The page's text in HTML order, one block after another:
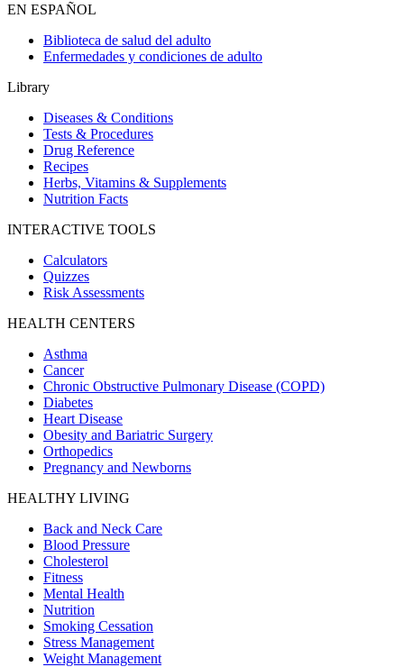
EN ESPAÑOL
Biblioteca de salud del adulto
Enfermedades y condiciones de adulto
Library
Diseases & Conditions
Tests & Procedures
Drug Reference
Recipes
Herbs, Vitamins & Supplements
Nutrition Facts
INTERACTIVE TOOLS
Calculators
Quizzes
Risk Assessments
HEALTH CENTERS
Asthma
Cancer
Chronic Obstructive Pulmonary Disease (COPD)
Diabetes
Heart Disease
Obesity and Bariatric Surgery
Orthopedics
Pregnancy and Newborns
HEALTHY LIVING
Back and Neck Care
Blood Pressure
Cholesterol
Fitness
Mental Health
Nutrition
Smoking Cessation
Stress Management
Weight Management